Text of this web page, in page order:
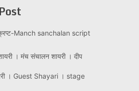
Manch sanchalan script
। मंच संचालन शायरी । दीप
। Guest Shayari । stage